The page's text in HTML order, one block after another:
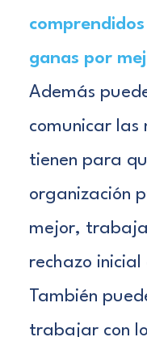
ganas por
Además
comunicar las
tienen para
organización
mejor,
rechazo inicial
También
trabajar con